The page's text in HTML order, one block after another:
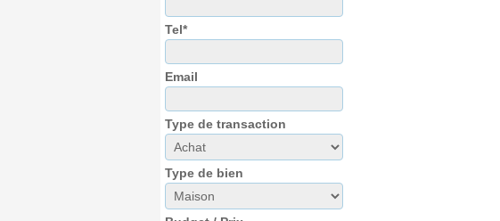
Tel*
Email
Type de transaction
Type de bien